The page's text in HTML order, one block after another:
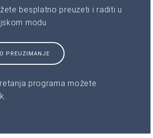
besplatno preuzeti i raditi u
modu
PREUZIMANJE
programa možete